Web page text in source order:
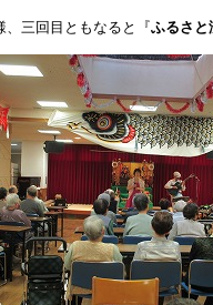
、三回目ともなると『ふるさと